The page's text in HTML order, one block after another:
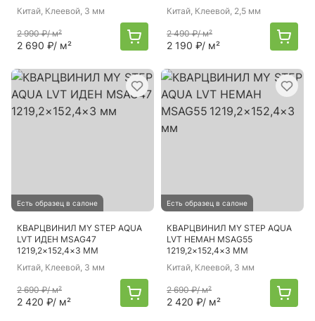
Китай, Клеевой, 3 мм
2 990 ₽/ м²
2 690 ₽/ м²
Китай, Клеевой, 2,5 мм
2 490 ₽/ м²
2 190 ₽/ м²
Есть образец в салоне
КВАРЦВИНИЛ MY STEP AQUA
LVT ИДЕН MSAG47
1219,2×152,4×3 ММ
Китай, Клеевой, 3 мм
2 690 ₽/ м²
2 420 ₽/ м²
Есть образец в салоне
КВАРЦВИНИЛ MY STEP AQUA
LVT НЕМАН MSAG55
1219,2×152,4×3 ММ
Китай, Клеевой, 3 мм
2 690 ₽/ м²
2 420 ₽/ м²